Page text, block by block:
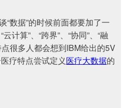
“数据”的时候前面都要加了一
云计算”、“跨界”、“协同”、“融
很多人都会想到IBM给出的5V
疗特点尝试定义医疗大数据的